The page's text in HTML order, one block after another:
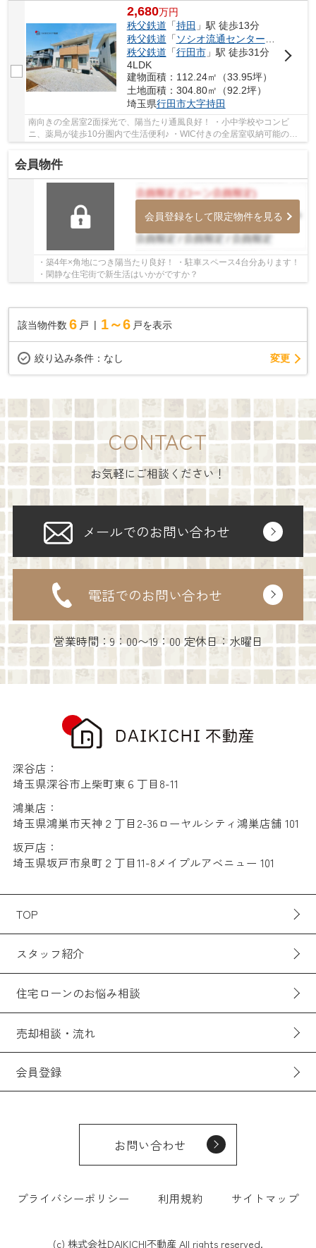
2,680万円
秩父鉄道 「持田 」駅 徒歩13分
秩父鉄道 「 ソシオ流通センター
秩父鉄道 「行田市」駅 徒歩31分
4LDK
建物面積：112.24㎡（33.95坪）
土地面積：304.80㎡（92.2坪）
埼玉県行田市大字持田
南向きの全居室2面採光で、陽当たり通風良好！ ・小中学校やコンビ
ニ、薬局が徒歩10分圏内で生活便利♪ ・WIC付きの全居室収納可能のた
会員物件
会員登録をして限定物件を見る
・築4年×角地につき陽当たり良好！ ・駐車スペース4台分あります！
・閑静な住宅街で新生活はいかがですか？
該当物件数 6 戸 1～6 戸を表示
絞り込み条件： なし 変更
CONTACT
お気軽にご相談ください！
メールでのお問い合わせ
電話でのお問い合わせ
営業時間：9：00〜19：00 定休日：水曜日
深谷店：
埼玉県深谷市上柴町東６丁目8-11
鴻巣店：
埼玉県鴻巣市天神２丁目2-36ローヤルシティ鴻巣店舗 101
坂戸店：
埼玉県坂戸市泉町２丁目11-8メイプルアベニュー 101
TOP
スタッフ紹介
住宅ローンのお悩み相談
売却相談・流れ
会員登録
お問い合わせ
プライバシーポリシー 利用規約 サイトマップ
(c) 株式会社DAIKICHI不動産 All rights reserved.